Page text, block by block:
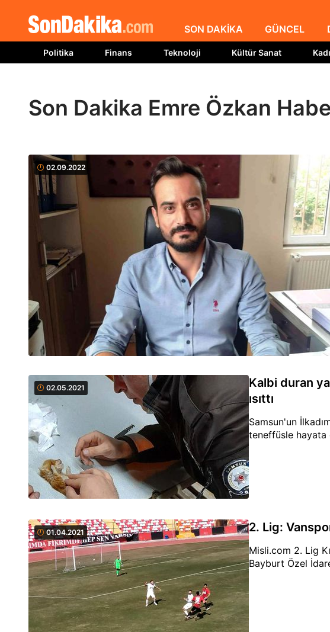
SON DAKİKA GÜNCEL
Politika Finans Teknoloji Kültür Sanat
Son Dakika Emre Özkan
02.09.2022
02.05.2021
Kalbi duran
ısıttı
Samsun'un
teneffüsle hayata
01.04.2021 2. Lig:
Misli.com 2. Lig
Bayburt Özel